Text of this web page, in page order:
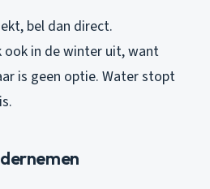
bel dan direct.
ook in de winter uit, want
is geen optie. Water stopt